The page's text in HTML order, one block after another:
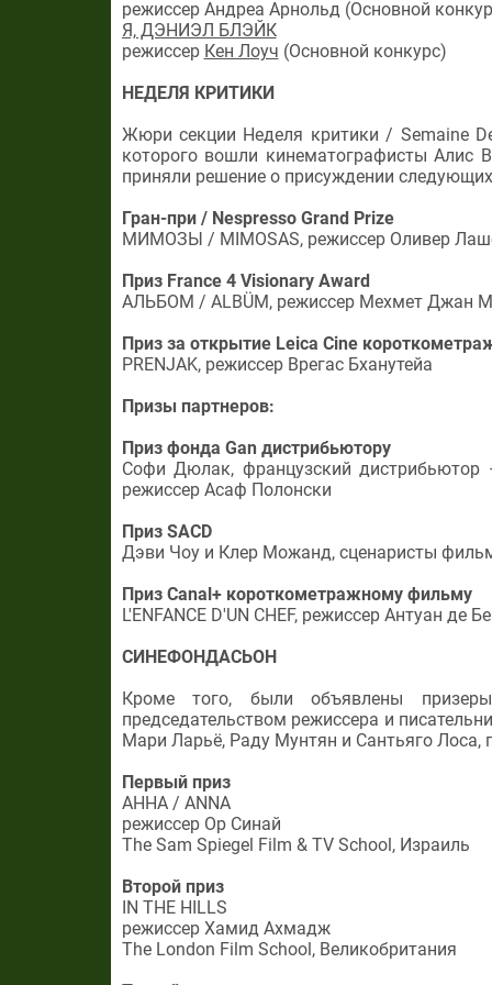
режиссер Андреа Арнольд (Основной
Я, ДЭНИЭЛ БЛЭЙК
режиссер Кен Лоуч (Основной конкурс)
НЕДЕЛЯ КРИТИКИ
Жюри секции Неделя критики / Semaine
которого вошли кинематографисты
приняли решение о присуждении
Гран-при / Nespresso Grand Prize
МИМОЗЫ / MIMOSAS, режиссер Оливер
Приз France 4 Visionary Award
АЛЬБОМ / ALBÜM, режиссер Мехмет Джан
Приз за открытие Leica Cine
PRENJAK, режиссер Врегас Бханутейа
Призы партнеров:
Приз фонда Gan дистрибьютору
Софи Дюлак, французский дистрибьютор
режиссер Асаф Полонски
Приз SACD
Дэви Чоу и Клер Можанд, сценаристы
Приз Canal+ короткометражному фильму
L'ENFANCE D'UN CHEF, режиссер Антуан де
СИНЕФОНДАСЬОН
Кроме того, были объявлены
председательством режиссера и
Мари Ларьё, Раду Мунтян и Сантьяго Лоса,
Первый приз
АННА / ANNA
режиссер Ор Синай
The Sam Spiegel Film & TV School, Израиль
Второй приз
IN THE HILLS
режиссер Хамид Ахмадж
The London Film School, Великобритания